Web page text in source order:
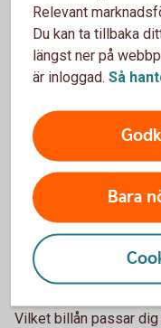
Sollån förLO-
Låna till det du
Låna till det du
säkerhet. Ansök och
Privatlån
Låna till bil
Vilket billån passar
Relevant
Du kan ta tillbaka
längst ner på
är inloggad. Så
Bara